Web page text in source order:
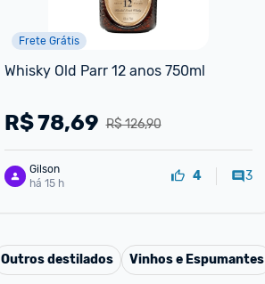
Frete Grátis
Whisky Old Parr 12 anos 750ml
R$ 126,90
R$78,69
Gilson
há 15 h
4 3
Outros destilados Vinhos e Espumantes